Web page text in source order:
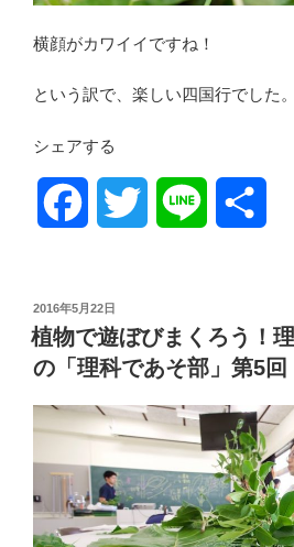
横顔がカワイイですね！
という訳で、楽しい四国行でした。
シェアする
c
e
b
o
t
t
e
r
e
投
稿
日:
2016年5月22日
植物で遊ぼびまくろう！
の「理科であそ部」第5回